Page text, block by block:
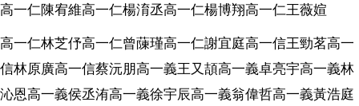
高一仁陳宥維高一仁楊淯丞高一仁楊博翔高一仁王薇媗
高一仁林芝伃高一仁曾蔯瑾高一仁謝宜庭高一信王勁茗高一
信林原廣高一信蔡沅朋高一義王又頡高一義卓亮宇高一義林
沁恩高一義侯丞洧高一義徐宇辰高一義翁偉哲高一義黃浩庭